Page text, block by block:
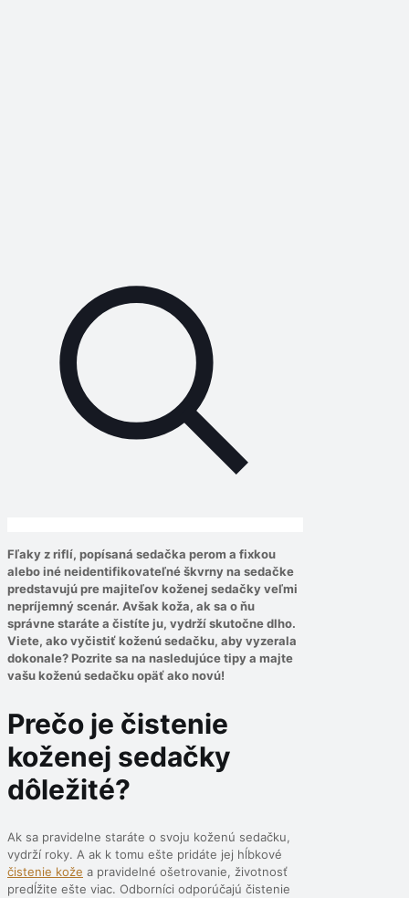
Fľaky z riflí, popísaná sedačka perom a fixkou
alebo iné neidentifikovateľné škvrny na sedačke
predstavujú pre majiteľov koženej sedačky veľmi
nepríjemný scenár. Avšak koža, ak sa o ňu
správne staráte a čistíte ju, vydrží skutočne dlho.
Viete, ako vyčistiť koženú sedačku, aby vyzerala
dokonale? Pozrite sa na nasledujúce tipy a majte
vašu koženú sedačku opäť ako novú!
Prečo je čistenie
koženej sedačky
dôležité?
Ak sa pravidelne staráte o svoju koženú sedačku,
vydrží roky. A ak k tomu ešte pridáte jej hĺbkové
čistenie kože a pravidelné ošetrovanie, životnosť
predĺžite ešte viac. Odborníci odporúčajú čistenie